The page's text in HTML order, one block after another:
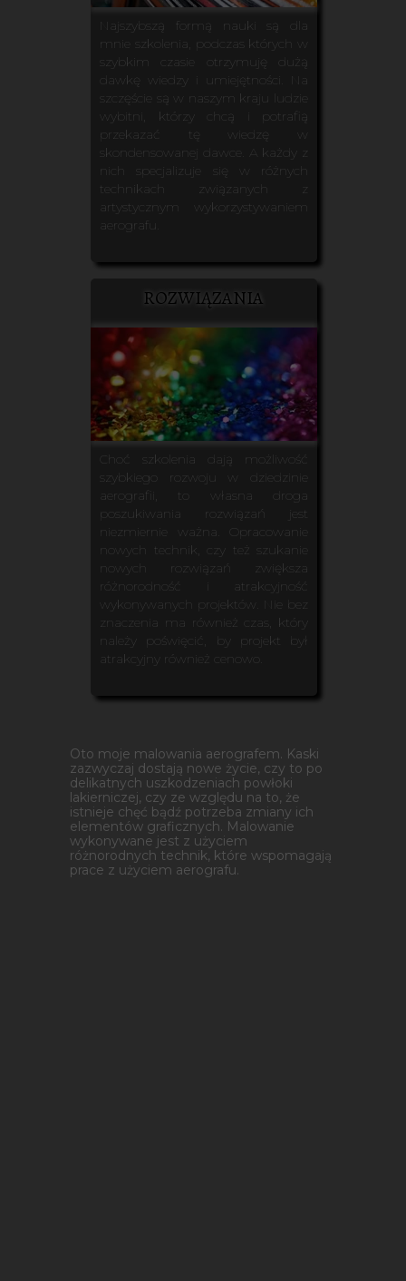
Najszybszą formą nauki są dla
mnie szkolenia, podczas których w
szybkim czasie otrzymuję dużą
dawkę wiedzy i umiejętności. Na
szczęście są w naszym kraju ludzie
wybitni, którzy chcą i potrafią
przekazać tę wiedzę w
skondensowanej dawce. A każdy z
nich specjalizuje się w różnych
technikach związanych z
artystycznym wykorzystywaniem
aerografu.
ROZWIĄZANIA
Choć szkolenia dają możliwość
szybkiego rozwoju w dziedzinie
aerografii, to własna droga
poszukiwania rozwiązań jest
niezmiernie ważna. Opracowanie
nowych technik, czy też szukanie
nowych rozwiązań zwiększa
różnorodność i atrakcyjność
wykonywanych projektów. Nie bez
znaczenia ma również czas, który
należy poświęcić, by projekt był
atrakcyjny również cenowo.
Oto moje malowania aerografem. Kaski
zazwyczaj dostają nowe życie, czy to po
delikatnych uszkodzeniach powłoki
lakierniczej, czy ze względu na to, że
istnieje chęć bądź potrzeba zmiany ich
elementów graficznych. Malowanie
wykonywane jest z użyciem
różnorodnych technik, które wspomagają
prace z użyciem aerografu.